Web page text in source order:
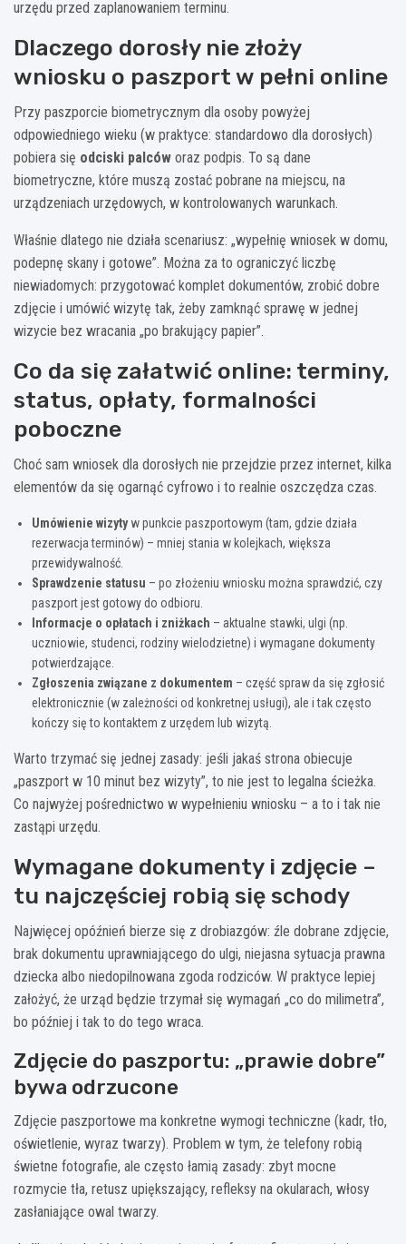
urzędu przed zaplanowaniem terminu.
Dlaczego dorosły nie złoży
wniosku o paszport w pełni online
Przy paszporcie biometrycznym dla osoby powyżej
odpowiedniego wieku (w praktyce: standardowo dla dorosłych)
pobiera się odciski palców oraz podpis. To są dane
biometryczne, które muszą zostać pobrane na miejscu, na
urządzeniach urzędowych, w kontrolowanych warunkach.
Właśnie dlatego nie działa scenariusz: „wypełnię wniosek w domu,
podepnę skany i gotowe”. Można za to ograniczyć liczbę
niewiadomych: przygotować komplet dokumentów, zrobić dobre
zdjęcie i umówić wizytę tak, żeby zamknąć sprawę w jednej
wizycie bez wracania „po brakujący papier”.
Co da się załatwić online: terminy,
status, opłaty, formalności
poboczne
Choć sam wniosek dla dorosłych nie przejdzie przez internet, kilka
elementów da się ogarnąć cyfrowo i to realnie oszczędza czas.
Umówienie wizytyw punkcie paszportowym (tam, gdzie działa
rezerwacja terminów) – mniej stania w kolejkach, większa
przewidywalność.
Sprawdzenie statusu – po złożeniu wniosku można sprawdzić, czy
paszport jest gotowy do odbioru.
Informacje o opłatach i zniżkach – aktualne stawki, ulgi (np.
uczniowie, studenci, rodziny wielodzietne) i wymagane dokumenty
potwierdzające.
Zgłoszenia związane z dokumentem – część spraw da się zgłosić
elektronicznie (w zależności od konkretnej usługi), ale i tak często
kończy się to kontaktem z urzędem lub wizytą.
Warto trzymać się jednej zasady: jeśli jakaś strona obiecuje
„paszport w 10 minut bez wizyty”, to nie jest to legalna ścieżka.
Co najwyżej pośrednictwo w wypełnieniu wniosku – a to i tak nie
zastąpi urzędu.
Wymagane dokumenty i zdjęcie –
tu najczęściej robią się schody
Najwięcej opóźnień bierze się z drobiazgów: źle dobrane zdjęcie,
brak dokumentu uprawniającego do ulgi, niejasna sytuacja prawna
dziecka albo niedopilnowana zgoda rodziców. W praktyce lepiej
założyć, że urząd będzie trzymał się wymagań „co do milimetra”,
bo później i tak to do tego wraca.
Zdjęcie do paszportu: „prawie dobre”
bywa odrzucone
Zdjęcie paszportowe ma konkretne wymogi techniczne (kadr, tło,
oświetlenie, wyraz twarzy). Problem w tym, że telefony robią
świetne fotografie, ale często łamią zasady: zbyt mocne
rozmycie tła, retusz upiększający, refleksy na okularach, włosy
zasłaniające owal twarzy.